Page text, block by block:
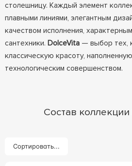
столешницу. Каждый элемент
плавными линиями, элегантным
качеством исполнения,
сантехники. DolceVita— выбор тех,
классическую красоту,
технологическим совершенством.
Состав коллекции
Сортировать...